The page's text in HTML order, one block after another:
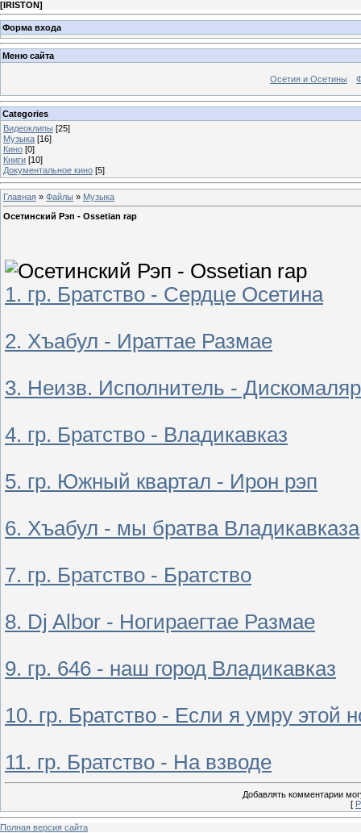
[IRISTON]
Форма входа
Меню сайта
Осетия и Осетины
Categories
Видеоклипы [25]
Музыка [16]
Кино [0]
Книги [10]
Документальное кино [5]
Главная » Файлы » Музыка
Осетинский Рэп - Ossetian rap
1. гр. Братство - Сердце Осетина
2. Хъабул - Ираттае Размае
3. Неизв. Исполнитель -
4. гр. Братство - Владикавказ
5. гр. Южный квартал - Ирон рэп
6. Хъабул - мы братва Владикавказа
7. гр. Братство - Братство
8. Dj Albor - Ногираегтае Размае
9. гр. 646 - наш город Владикавказ
10. гр. Братство - Если я умру этой
11. гр. Братство - На взводе
Добавлять комментарии
[
Полная версия сайта